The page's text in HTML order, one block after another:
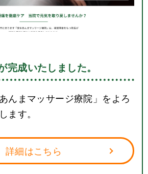
完成いたしました。
んまマッサージ療院」をよろ
ます。
詳細はこちら